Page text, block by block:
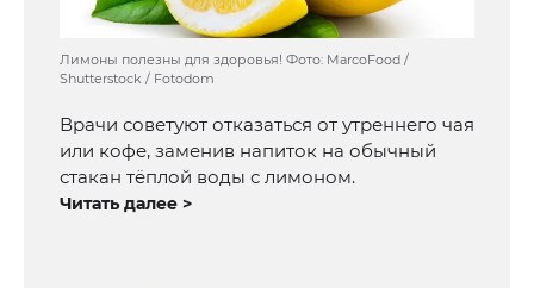
Лимоны полезны для здоровья! Фото: MarcoFood /
Shutterstock / Fotodom
Врачи советуют отказаться от утреннего чая
или кофе, заменив напиток на обычный
стакан тёплой воды с лимоном.
Читать далее >